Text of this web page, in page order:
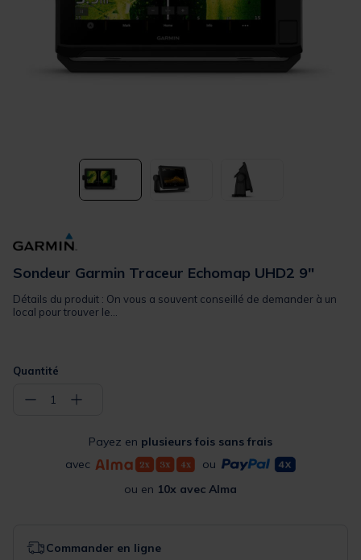
Sondeur Garmin Traceur Echomap UHD2 9"
Détails du produit : On vous a souvent conseillé de demander à un
local pour trouver le...
Quantité
− 1 +
Payez en plusieurs fois sans frais
avec
ou
ou en 10x avec Alma
Commander en ligne